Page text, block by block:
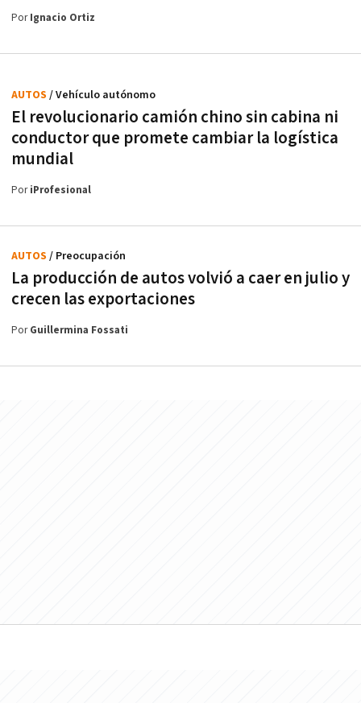
PorIgnacio Ortiz
El revolucionario camión chino sin cabina ni
conductor que promete cambiar la logística
mundial
AUTOS / Vehículo autónomo
PoriProfesional
La producción de autos volvió a caer en julio y
crecen las exportaciones
AUTOS / Preocupación
PorGuillermina Fossati